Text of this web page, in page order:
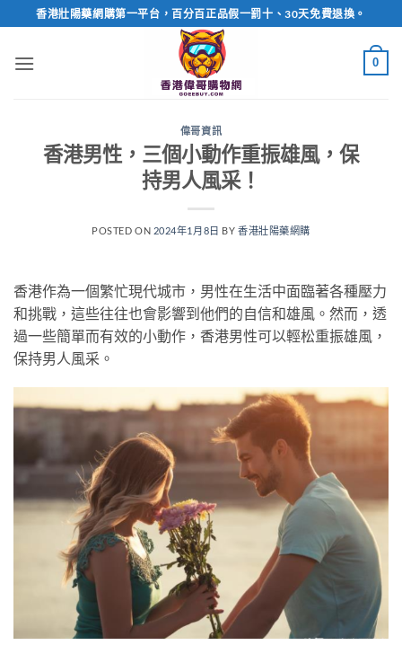
to
content
香港壯陽藥網購第一平台，百分百正品假一罰十、30天免費退換。
0
偉哥資訊
香港男性，三個小動作重振雄風，保
持男人風采！
POSTED ON 2024年1月8日 BY 香港壯陽藥網購
香港作為一個繁忙現代城市，男性在生活中面臨著各種壓力
和挑戰，這些往往也會影響到他們的自信和雄風。然而，透
過一些簡單而有效的小動作，香港男性可以輕松重振雄風，
保持男人風采。